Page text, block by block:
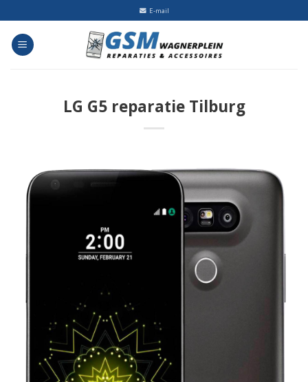
to
content
E-mail
LG G5 reparatie Tilburg